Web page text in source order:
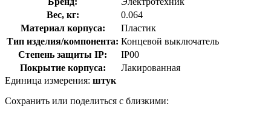
Вес, кг:
0.064
Материал корпуса:
Пластик
Тип изделия/компонента: Концевой выключатель
Степень защиты IP:
IP00
Покрытие корпуса:
Лакированная
Единица измерения: штук
Сохранить или поделиться с близкими: